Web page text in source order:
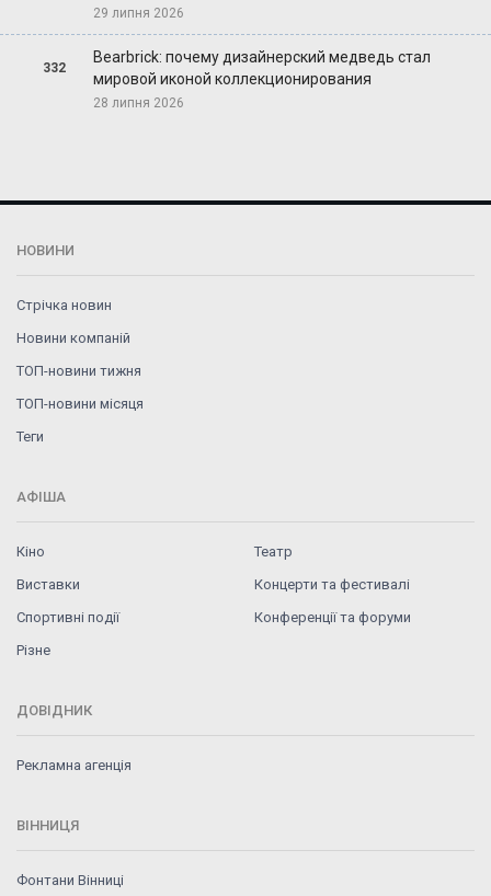
29 липня 2026
332
Bearbrick: почему дизайнерский медведь стал
мировой иконой коллекционирования
28 липня 2026
НОВИНИ
Стрічка новин
Новини компаній
ТОП-новини тижня
ТОП-новини місяця
Теги
АФІША
Кіно
Театр
Виставки
Концерти та фестивалі
Спортивні події
Конференції та форуми
Різне
ДОВІДНИК
Рекламна агенція
ВІННИЦЯ
Фонтани Вінниці